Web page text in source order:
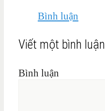
Bình luận
Viết một bình luận
Bình luận